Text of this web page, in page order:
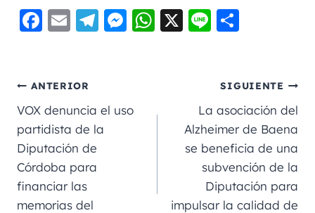
F
e
b
o
o
k
E
l
Te
m
M
n
W
A
X
Li
p
a
rt
ir
ANTERIOR
VOX denuncia el uso
partidista de la
Diputación de
Córdoba para
financiar las
memorias del
SIGUIENTE
La asociación del
Alzheimer de Baena
se beneficia de una
subvención de la
Diputación para
impulsar la calidad de